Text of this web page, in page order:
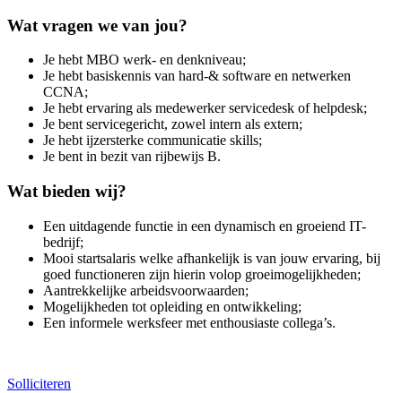
Wat vragen we van jou?
Je hebt MBO werk- en denkniveau;
Je hebt basiskennis van hard-& software en netwerken
CCNA;
Je hebt ervaring als medewerker servicedesk of helpdesk;
Je bent servicegericht, zowel intern als extern;
Je hebt ijzersterke communicatie skills;
Je bent in bezit van rijbewijs B.
Wat bieden wij?
Een uitdagende functie in een dynamisch en groeiend IT-
bedrijf;
Mooi startsalaris welke afhankelijk is van jouw ervaring, bij
goed functioneren zijn hierin volop groeimogelijkheden;
Aantrekkelijke arbeidsvoorwaarden;
Mogelijkheden tot opleiding en ontwikkeling;
Een informele werksfeer met enthousiaste collega’s.
Solliciteren